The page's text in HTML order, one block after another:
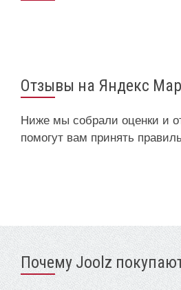
Отзывы на Яндекс
Ниже мы собрали оценки и
помогут вам принять
Почему Joolz